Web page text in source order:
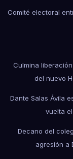
Comité electoral
Culmina
del nuevo
Dante Salas Ávila
vuelta
Decano del
agresión a